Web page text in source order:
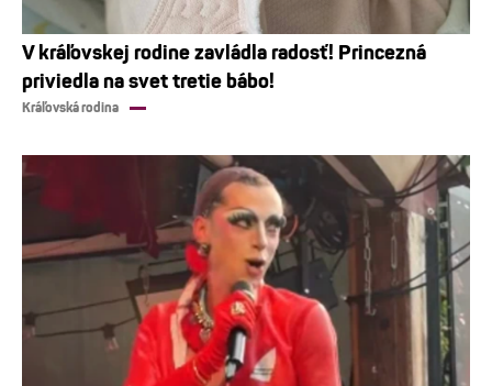
V kráľovskej rodine zavládla radosť! Princezná
priviedla na svet tretie bábo!
Kráľovská rodina